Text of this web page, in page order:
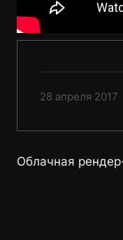
28 апреля 2017
Облачная